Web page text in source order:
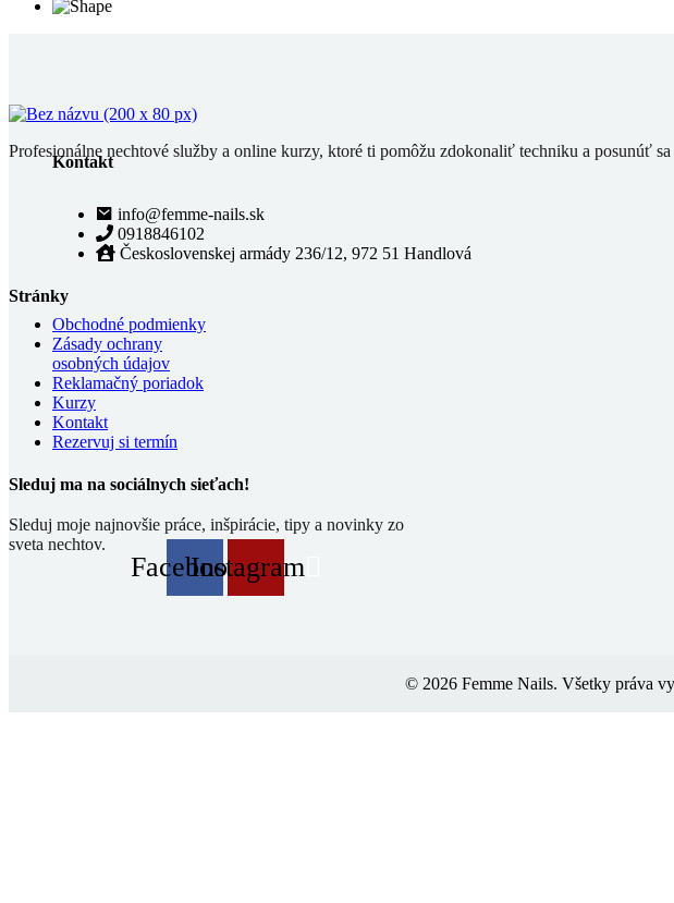
Profesionálne nechtové služby a online kurzy, ktoré ti pomôžu zdokonaliť techniku a posunúť
Kontakt
info@femme-nails.sk
0918846102
Československej armády 236/12, 972 51 Handlová
Stránky
Obchodné podmienky
Zásady ochrany
osobných údajov
Reklamačný poriadok
Kurzy
Kontakt
Rezervuj si termín
Sleduj ma na sociálnych sieťach!
Sleduj moje najnovšie práce, inšpirácie, tipy a novinky zo
sveta nechtov.
FacebookInstagram
© 2026 Femme Nails. Všetky práva